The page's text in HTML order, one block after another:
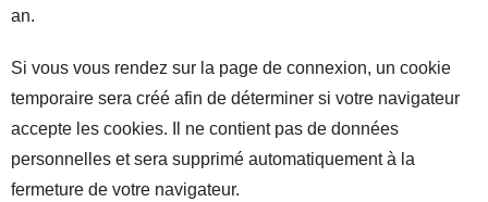
an.
Si vous vous rendez sur la page de connexion, un cookie
temporaire sera créé afin de déterminer si votre navigateur
accepte les cookies. Il ne contient pas de données
personnelles et sera supprimé automatiquement à la
fermeture de votre navigateur.